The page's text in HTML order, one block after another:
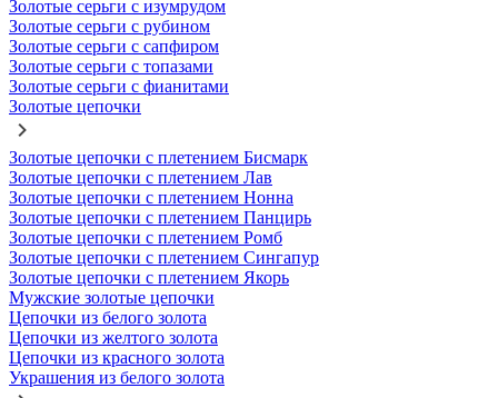
Золотые серьги с изумрудом
Золотые серьги с рубином
Золотые серьги с сапфиром
Золотые серьги с топазами
Золотые серьги с фианитами
Золотые цепочки
Золотые цепочки с плетением Бисмарк
Золотые цепочки с плетением Лав
Золотые цепочки с плетением Нонна
Золотые цепочки с плетением Панцирь
Золотые цепочки с плетением Ромб
Золотые цепочки с плетением Сингапур
Золотые цепочки с плетением Якорь
Мужские золотые цепочки
Цепочки из белого золота
Цепочки из желтого золота
Цепочки из красного золота
Украшения из белого золота